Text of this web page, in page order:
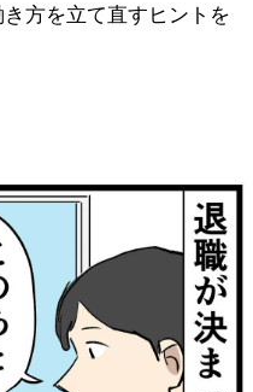
方を立て直すヒントを